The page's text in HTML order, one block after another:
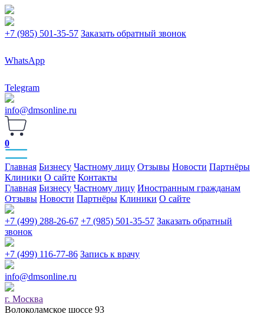
+7 (985) 501-35-57 Заказать обратный звонок
WhatsApp
Telegram
info@dmsonline.ru
0
Главная Бизнесу Частному лицу Отзывы Новости Партнёры
Клиники О сайте Контакты
Главная Бизнесу Частному лицу Иностранным гражданам
Отзывы Новости Партнёры Клиники О сайте
+7 (499) 288-26-67 +7 (985) 501-35-57 Заказать обратный
звонок
+7 (499) 116-77-86 Запись к врачу
info@dmsonline.ru
г. Москва
Волоколамское шоссе 93